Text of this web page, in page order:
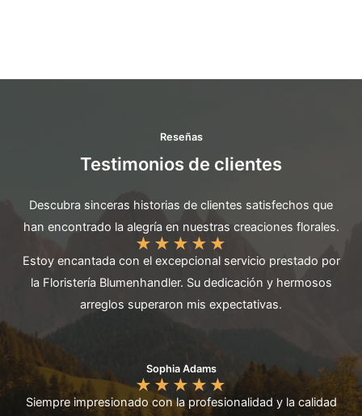
Reseñas
Testimonios de clientes
Descubra sinceras historias de clientes satisfechos que
han encontrado la alegría en nuestras creaciones florales.
★ ★ ★ ★ ★
Estoy encantada con el excepcional servicio prestado por
la Floristería Blumenhandler. Su dedicación y hermosos
arreglos superaron mis expectativas.
Sophia Adams
★ ★ ★ ★ ★
Siempre impresionado con la profesionalidad y la calidad